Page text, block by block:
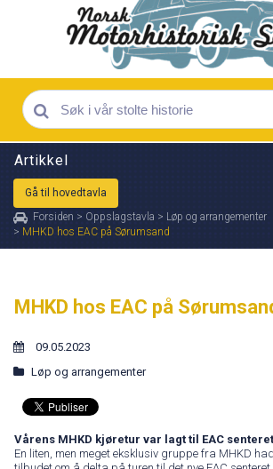
Artikkel
Gå til hovedtavla
Forsiden > Oppslagstavla > Løp og arrangementer
> MHKD hos EAC på Sørumsand
MHKD hos EAC på
09.05.2023
Løp og arrangementer
Vårens MHKD kjøretur var lagt til EAC
En liten, men meget eksklusiv gruppe fra MHKD